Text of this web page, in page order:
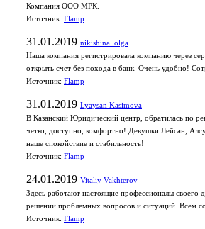
Компания ООО МРК.
Источник: Flamp
31.01.2019 nikishina_olga
Наша компания регистрировала компанию через
открыть счет без похода в банк. Очень удобно!
Источник: Flamp
31.01.2019 Lyaysan Kasimova
В Казанский Юридический центр, обратилась по
четко, доступно, комфортно! Девушки Лейсан,
наше спокойствие и стабильность!
Источник: Flamp
24.01.2019 Vitaliy Vakhterov
Здесь работают настоящие профессионалы своего
решении проблемных вопросов и ситуаций. Всем
Источник: Flamp